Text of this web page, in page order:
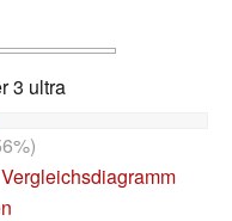
3 ultra